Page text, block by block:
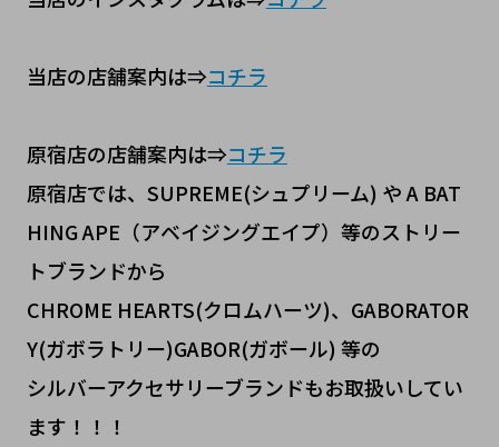
当店の店舗案内は⇒コチラ
原宿店の店舗案内は⇒コチラ
原宿店では、SUPREME(シュプリーム) や A BAT
HING APE（アベイジングエイプ）等のストリー
トブランドから
CHROME HEARTS(クロムハーツ)、GABORATOR
Y(ガボラトリー)GABOR(ガボール) 等の
シルバーアクセサリーブランドもお取扱いしてい
ます！！！